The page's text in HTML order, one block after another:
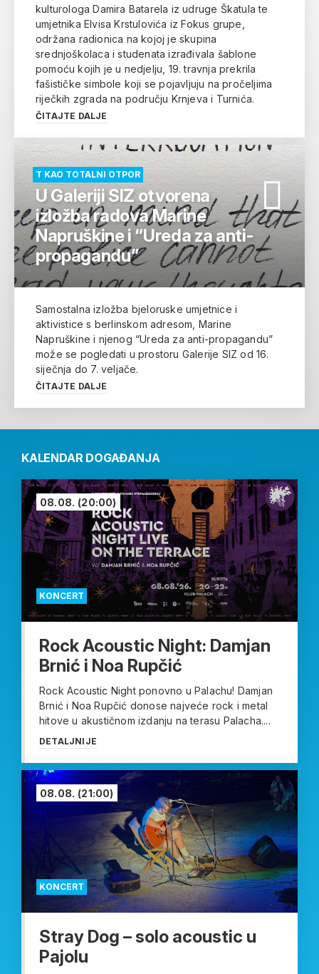
kulturologa Damira Batarela iz udruge Škatula te
umjetnika Elvisa Krstulovića iz Fokus grupe,
održana radionica na kojoj je skupina
srednjoškolaca i studenata izrađivala šablone
pomoću kojih je u nedjelju, 19. travnja prekrila
fašističke simbole koji se pojavljuju na pročeljima
riječkih zgrada na području Krnjeva i Turnića.
ČITAJTE DALJE
T KAO TOTALNI OTPOR
U Galeriji SIZ otvorena
izložba radova Marine
Napruškine i “Ureda za anti-
propagandu”
Samostalna izložba bjeloruske umjetnice i
aktivistice s berlinskom adresom, Marine
Napruškine i njenog “Ureda za anti-propagandu”
može se pogledati u prostoru Galerije SIZ od 16.
siječnja do 7. veljače.
ČITAJTE DALJE
KALENDAR DOGAĐANJA
KONCERT
08.08. (20:00)
Rock Acoustic Night: Damjan
Brnić i Noa Rupčić
Rock Acoustic Night ponovno u Palachu! Damjan
Brnić i Noa Rupčić donose najveće rock i metal
hitove u akustičnom izdanju na terasu Palacha....
DETALJNIJE
KONCERT
08.08. (21:00)
Stray Dog – solo acoustic u
Pajolu